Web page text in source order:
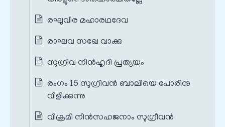
രഘുവീര മഹാരഥദേവ
രാഘവ സഖേ വാക്കു
സുഗ്രീവ നിന്‍‌ഹൃദി പ്രത്യയം
രംഗം 15 സുഗ്രീവൻ ബാലിയെ പോരിനു
വിളിക്കുന്നു
വിക്രമി നിന്‍സഹജനാം സുഗ്രീവന്‍